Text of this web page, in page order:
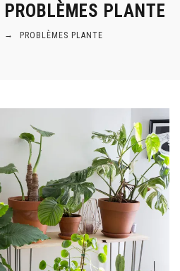
PROBLÈMES PLANTE
→ PROBLÈMES PLANTE